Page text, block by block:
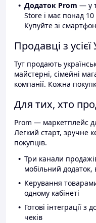
Додаток Prom — у
Store і має понад
Купуйте зі
Продавці з
Тут продають
майстерні, сімейні
компанії. Кожна
Для тих, хто
Prom — маркетплейс
Легкий старт, зручне
покупців.
Три канали
мобільний додаток,
Керування
одному кабінеті
Готові інтеграції
чеків